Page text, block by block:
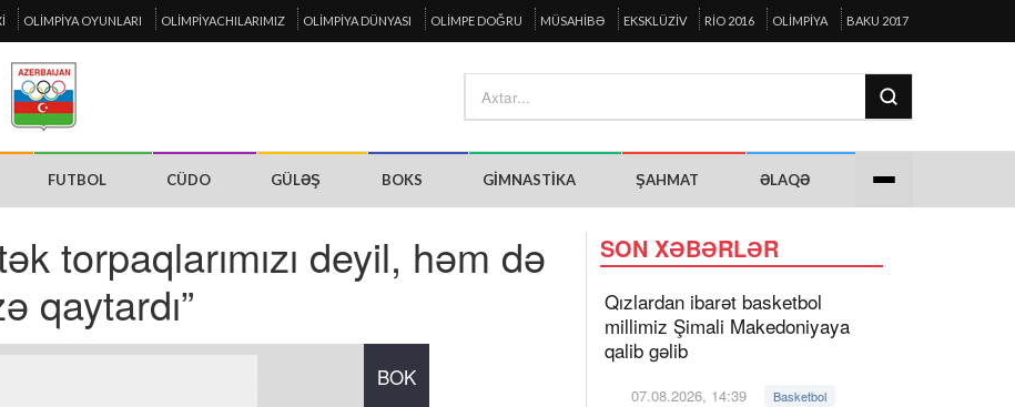
OLIMPIYA OYUNLARI OLIMPIYACHILARIMIZ OLIMPIYA DÜNYASI OLIMPE DOĞRU MÜSAHIBƏ EKSKLÜZIV RIO 2016 OLIMPIYA BAKU 2017
FUTBOL CÜDO GÜLƏŞ BOKS GIMNASTIKA ŞAHMAT ƏLAQƏ
torpaqlarımızı deyil, həm də
qaytardı”
BOK
SON XƏBƏRLƏR
Qızlardan ibarət basketbol
millimiz Şimali Makedoniyaya
qalib gəlib
07.08.2026, 14:39 Basketbol